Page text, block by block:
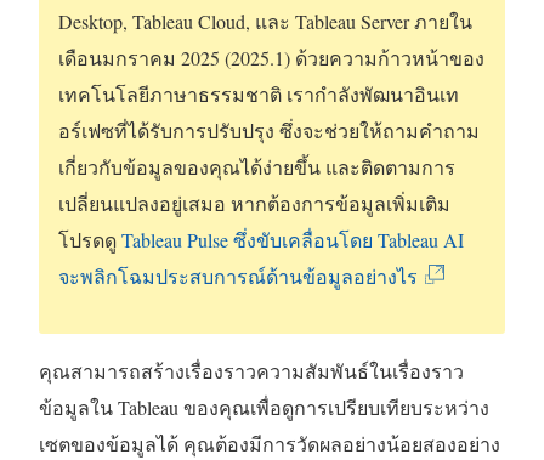
Desktop, Tableau Cloud, และ Tableau Serverภายใน
เดือนมกราคม 2025 (2025.1) ด้วยความก้าวหน้าของ
เทคโนโลยีภาษาธรรมชาติ เรากำลังพัฒนาอินเท
อร์เฟซที่ได้รับการปรับปรุง ซึ่งจะช่วยให้ถามคำถาม
เกี่ยวกับข้อมูลของคุณได้ง่ายขึ้น และติดตามการ
เปลี่ยนแปลงอยู่เสมอ หากต้องการข้อมูลเพิ่มเติม
โปรดดูTableau Pulse ซึ่งขับเคลื่อนโดย Tableau AI
จะพลิกโฉมประสบการณ์ด้านข้อมูลอย่างไร
ก์
จ
คุณสามารถสร้างเรื่องราวความสัมพันธ์ในเรื่องราว
ข้อมูลใน Tableau ของคุณเพื่อดูการเปรียบเทียบระหว่าง
เซตของข้อมูลได้ คุณต้องมีการวัดผลอย่างน้อยสองอย่าง